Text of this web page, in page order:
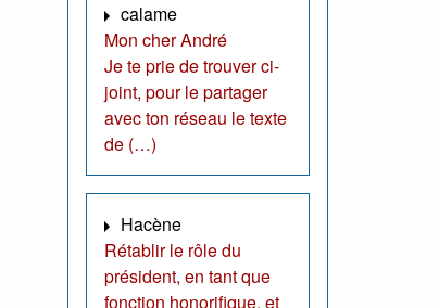
calame
Mon cher André
Je te prie de trouver ci-
joint, pour le partager
avec ton réseau le texte
de (…)
Hacène
Rétablir le rôle du
président, en tant que
fonction honorifique, et